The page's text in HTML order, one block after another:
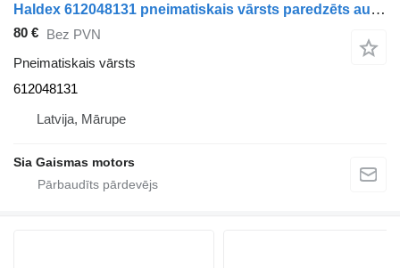
Haldex 612048131 pneimatiskais vārsts paredzēts autobusa
80 € Bez PVN
Pneimatiskais vārsts
612048131
Latvija, Mārupe
Sia Gaismas motors